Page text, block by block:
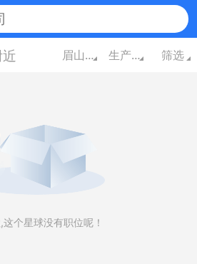
眉山四川 生产/营运/采购/物流 筛选
个星球没有职位呢！